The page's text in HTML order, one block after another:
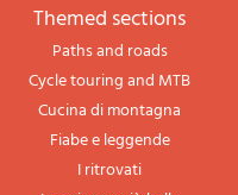
themed sections
Paths and roads
Cycle touring and MTB
Cucina di montagna
Fiabe e leggende
I ritrovati